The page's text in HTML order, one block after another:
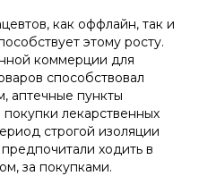
как оффлайн, так и
этому росту.
коммерции для
способствовал
аптечные пункты
лекарственных
строгой изоляции
ходить в
за покупками.